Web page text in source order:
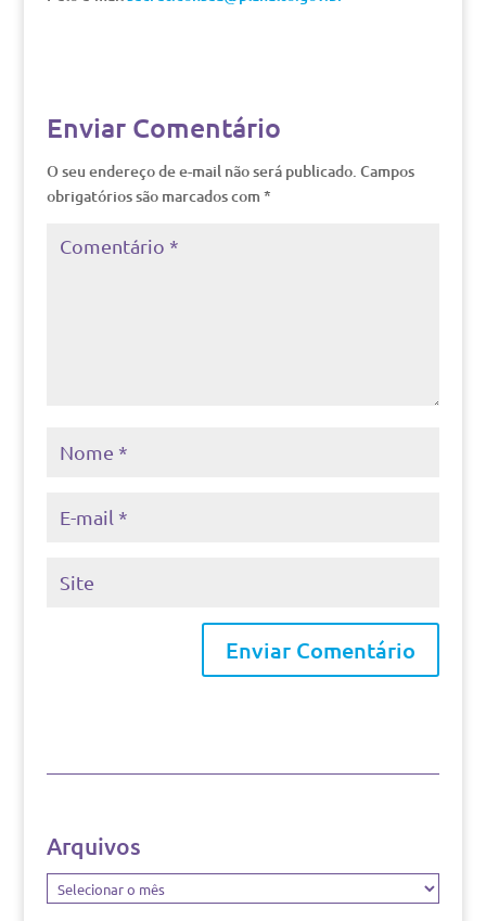
Enviar Comentário
O seu endereço de e-mail não será publicado. Campos
obrigatórios são marcados com *
Arquivos
Arquivos